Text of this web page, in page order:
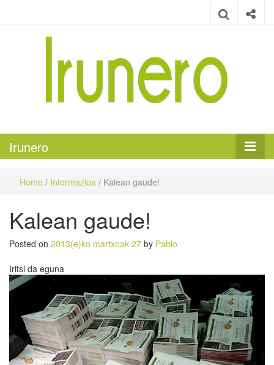
Irunero
Home / Informazioa / Kalean gaude!
Kalean gaude!
Posted on 2013(e)ko martxoak 27 by Pablo
Iritsi da eguna